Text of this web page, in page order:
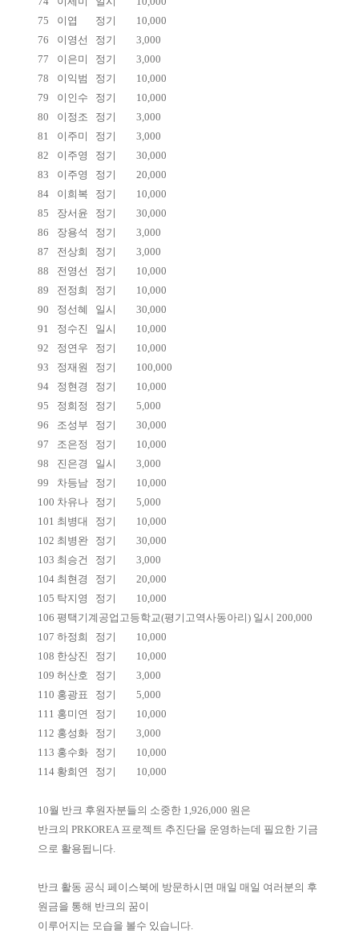
75
이엽 정기
10,000
76
이영선 정기
3,000
77
이은미 정기
3,000
78
이익범 정기
10,000
79
이인수 정기
10,000
80
이정조 정기
3,000
81
이주미 정기
3,000
82
이주영 정기
30,000
83
이주영 정기
20,000
84
이희복 정기
10,000
85
장서윤 정기
30,000
86
장용석 정기
3,000
87
전상희 정기
3,000
88
전영선 정기
10,000
89
전정희 정기
10,000
90
정선혜 일시
30,000
91
정수진 일시
10,000
92
정연우 정기
10,000
93
정재원 정기
100,000
94
정현경 정기
10,000
95
정희정 정기
5,000
96
조성부 정기
30,000
97
조은정 정기
10,000
98
진은경 일시
3,000
99
차등남 정기
10,000
100 차유나 정기
5,000
101 최병대 정기
10,000
102 최병완 정기
30,000
103 최승건 정기
3,000
104 최현경 정기
20,000
105 탁지영 정기
10,000
106 평택기계공업고등학교(평기고역사동아리) 일시 200,000
107 하정희 정기
10,000
108 한상진 정기
10,000
109 허산호 정기
3,000
110 홍광표 정기
5,000
111 홍미연 정기
10,000
112 홍성화 정기
3,000
113 홍수화 정기
10,000
114 황희연 정기 10,000
10월 반크 후원자분들의 소중한 1,926,000 원은
반크의 PRKOREA 프로젝트 추진단을 운영하는데 필요한 기금
으로 활용됩니다.
반크 활동 공식 페이스북에 방문하시면 매일 매일 여러분의 후
원금을 통해 반크의 꿈이
이루어지는 모습을 볼수 있습니다.